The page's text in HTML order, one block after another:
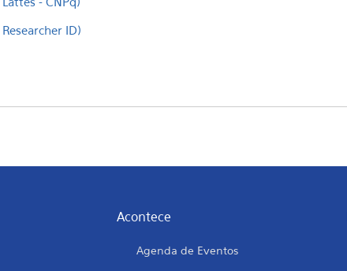
ID)
Acontece
Agenda de Eventos